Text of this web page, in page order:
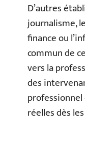
D’autres
journalisme,
finance ou
commun de
vers la
des
réelles dès